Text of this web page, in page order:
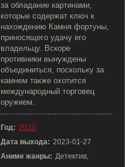
за обладание картинами,
которые содержат ключ к
нахождению Камня фортуны,
приносящего удачу его
владельцу. Вскоре
противники вынуждены
объединиться, поскольку за
камнем также охотится
международный торговец
оружием.
Год: 2023
Дата выхода: 2023-01-27
Аниме жанры: Детектив,